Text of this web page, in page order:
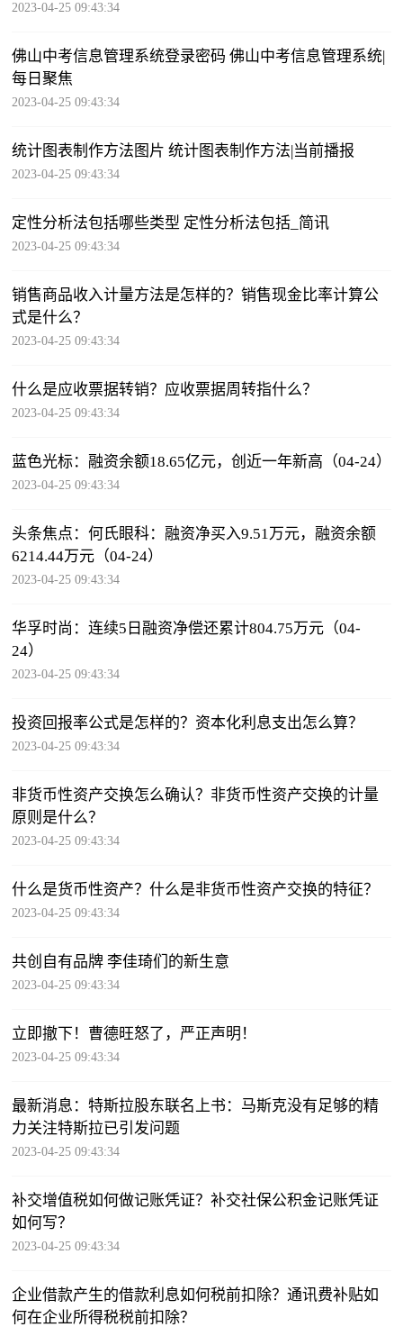
2023-04-25 09:43:34
佛山中考信息管理系统登录密码 佛山中考信息管理系统|
每日聚焦
2023-04-25 09:43:34
统计图表制作方法图片 统计图表制作方法|当前播报
2023-04-25 09:43:34
定性分析法包括哪些类型 定性分析法包括_简讯
2023-04-25 09:43:34
销售商品收入计量方法是怎样的？销售现金比率计算公
式是什么？
2023-04-25 09:43:34
什么是应收票据转销？应收票据周转指什么？
2023-04-25 09:43:34
蓝色光标：融资余额18.65亿元，创近一年新高（04-24）
2023-04-25 09:43:34
头条焦点：何氏眼科：融资净买入9.51万元，融资余额
6214.44万元（04-24）
2023-04-25 09:43:34
华孚时尚：连续5日融资净偿还累计804.75万元（04-
24）
2023-04-25 09:43:34
投资回报率公式是怎样的？资本化利息支出怎么算？
2023-04-25 09:43:34
非货币性资产交换怎么确认？非货币性资产交换的计量
原则是什么？
2023-04-25 09:43:34
什么是货币性资产？什么是非货币性资产交换的特征？
2023-04-25 09:43:34
共创自有品牌 李佳琦们的新生意
2023-04-25 09:43:34
立即撤下！曹德旺怒了，严正声明！
2023-04-25 09:43:34
最新消息：特斯拉股东联名上书：马斯克没有足够的精
力关注特斯拉已引发问题
2023-04-25 09:43:34
补交增值税如何做记账凭证？补交社保公积金记账凭证
如何写？
2023-04-25 09:43:34
企业借款产生的借款利息如何税前扣除？通讯费补贴如
何在企业所得税税前扣除？